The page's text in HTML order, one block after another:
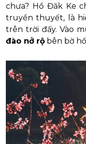
chưa? Hồ Đăk Ke
truyền thuyết, là
trên trời đấy. Vào
đào nở rộ bên bờ